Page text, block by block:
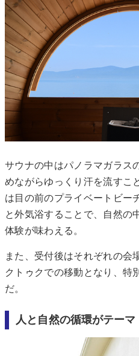
サウナの中はパノラマガラス
めながらゆっくり汗を流すこ
は目の前のプライベートビー
と外気浴することで、自然の
体験が味わえる。
また、受付後はそれぞれの会
クトゥクでの移動となり、特
だ。
人と自然の循環がテーマ